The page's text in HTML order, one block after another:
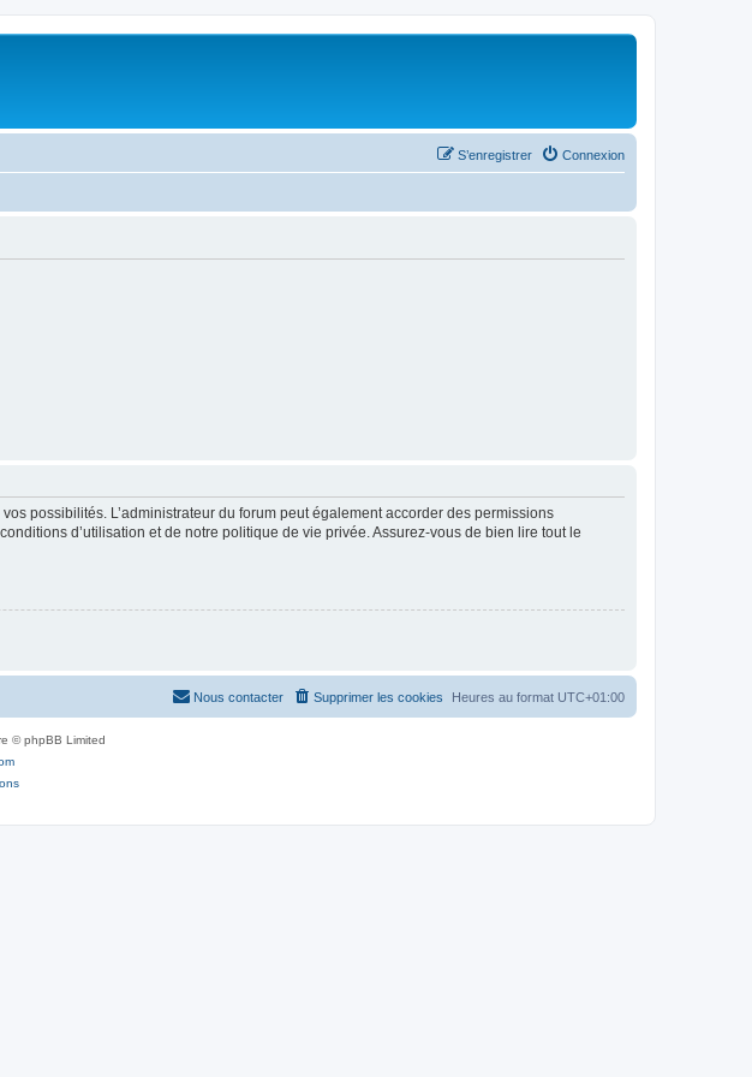
Connexion
S’enregistrer
possibilités. L’administrateur du forum peut également accorder des permissions
d’utilisation et de notre politique de vie privée. Assurez-vous de bien lire tout le
Heures au format UTC+01:00
Supprimer les cookies
Nous contacter
© phpBB Limited